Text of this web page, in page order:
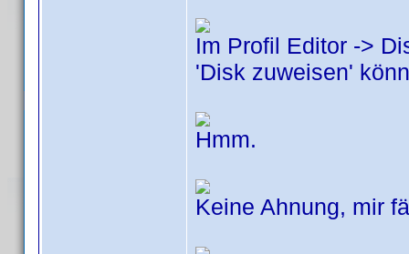
Im Profil Editor ->
'Disk zuweisen'
Hmm.
Keine Ahnung, mir